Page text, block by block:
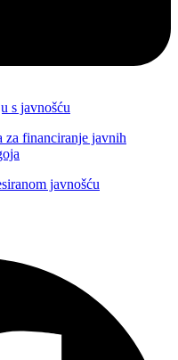
s javnošću
financiranje javnih
javnošću